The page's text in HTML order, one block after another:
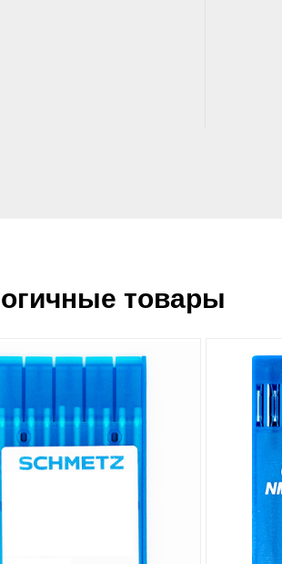
товары